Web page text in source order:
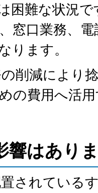
困難な状況
窓口業務、
ります。
削減により
の費用へ活
響はあり
されている